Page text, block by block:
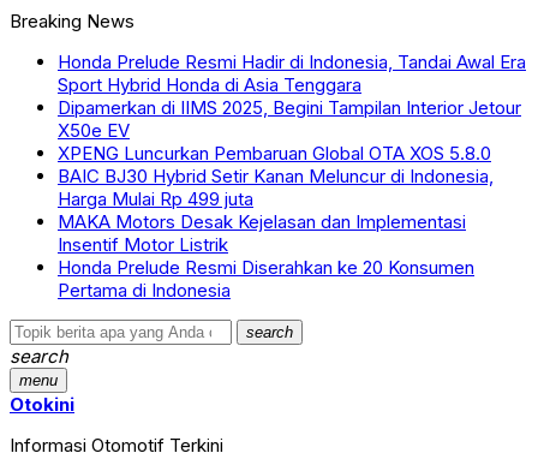
Breaking News
Honda Prelude Resmi Hadir di Indonesia, Tandai Awal Era
Sport Hybrid Honda di Asia Tenggara
Dipamerkan di IIMS 2025, Begini Tampilan Interior Jetour
X50e EV
XPENG Luncurkan Pembaruan Global OTA XOS 5.8.0
BAIC BJ30 Hybrid Setir Kanan Meluncur di Indonesia,
Harga Mulai Rp 499 juta
MAKA Motors Desak Kejelasan dan Implementasi
Insentif Motor Listrik
Honda Prelude Resmi Diserahkan ke 20 Konsumen
Pertama di Indonesia
search
search
menu
Otokini
Informasi Otomotif Terkini